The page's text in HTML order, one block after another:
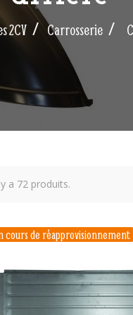
2CV Carrosserie
a 72 produits.
cours de réapprovisionnement